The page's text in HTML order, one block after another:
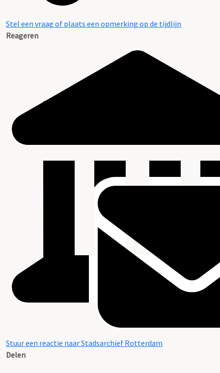
Stel een vraag of plaats een opmerking op de tijdlijn
Reageren
Stuur een reactie naar Stadsarchief Rotterdam
Delen